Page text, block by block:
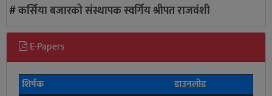
#कर्सिया बजारको संस्थापक स्वर्गिय श्रीपत राजवंशी
E-Papers
शिर्षक डाउनलोड